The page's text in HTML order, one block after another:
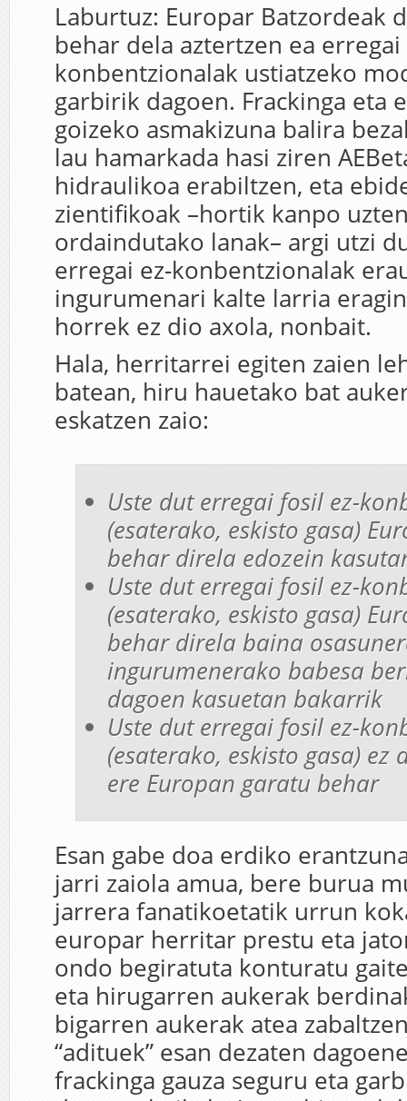
Laburtuz: Europar Batzordeak
behar dela aztertzen ea
konbentzionalak ustiatzeko
garbirik dagoen. Frackinga eta
goizeko asmakizuna balira
lau hamarkada hasi ziren
hidraulikoa erabiltzen, eta
zientifikoak –hortik kanpo
ordaindutako lanak– argi utzi
erregai ez-konbentzionalak
ingurumenari kalte larria
horrek ez dio axola, nonbait.
Hala, herritarrei egiten zaien
batean, hiru hauetako bat
eskatzen zaio:
Uste dut erregai fosil ez-
(esaterako, eskisto gasa)
behar direla edozein
Uste dut erregai fosil ez-
(esaterako, eskisto gasa)
behar direla baina
ingurumenerako babesa
dagoen kasuetan bakarrik
Uste dut erregai fosil ez-
(esaterako, eskisto gasa) ez
ere Europan garatu behar
Esan gabe doa erdiko
jarri zaiola amua, bere burua
jarrera fanatikoetatik urrun
europar herritar prestu eta
ondo begiratuta konturatu
eta hirugarren aukerak
bigarren aukerak atea
“adituek” esan dezaten
frackinga gauza seguru eta